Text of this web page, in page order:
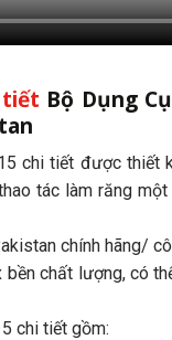
tiết Bộ Dụng
chi tiết được thiết
tác làm răng
chính hãng/
bền chất lượng, có
chi tiết gồm: